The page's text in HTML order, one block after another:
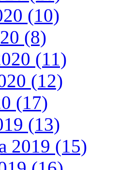
(10)
(8)
(11)
(12)
(17)
(13)
2019 (15)